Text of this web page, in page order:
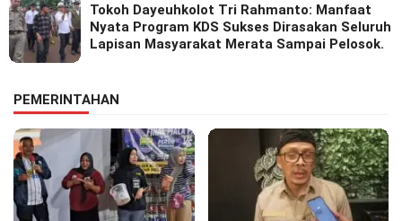
Tokoh Dayeuhkolot Tri Rahmanto: Manfaat
Nyata Program KDS Sukses Dirasakan Seluruh
Lapisan Masyarakat Merata Sampai Pelosok.
PEMERINTAHAN